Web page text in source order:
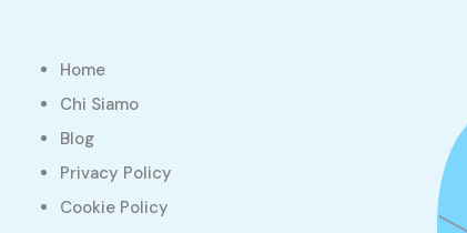
Home
Chi Siamo
Blog
Privacy Policy
Cookie Policy